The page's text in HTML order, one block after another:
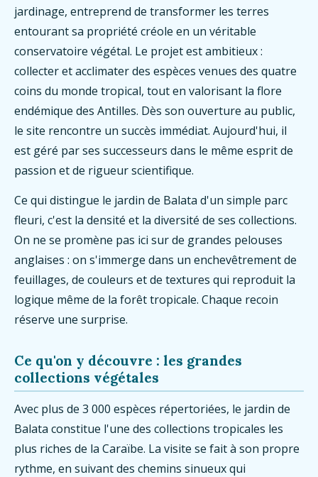
jardinage, entreprend de transformer les terres
entourant sa propriété créole en un véritable
conservatoire végétal. Le projet est ambitieux :
collecter et acclimater des espèces venues des quatre
coins du monde tropical, tout en valorisant la flore
endémique des Antilles. Dès son ouverture au public,
le site rencontre un succès immédiat. Aujourd'hui, il
est géré par ses successeurs dans le même esprit de
passion et de rigueur scientifique.
Ce qui distingue le jardin de Balata d'un simple parc
fleuri, c'est la densité et la diversité de ses collections.
On ne se promène pas ici sur de grandes pelouses
anglaises : on s'immerge dans un enchevêtrement de
feuillages, de couleurs et de textures qui reproduit la
logique même de la forêt tropicale. Chaque recoin
réserve une surprise.
Ce qu'on y découvre : les grandes
collections végétales
Avec plus de 3 000 espèces répertoriées, le jardin de
Balata constitue l'une des collections tropicales les
plus riches de la Caraïbe. La visite se fait à son propre
rythme, en suivant des chemins sinueux qui